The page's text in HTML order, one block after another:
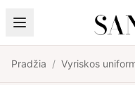
Pereiti prie turinio
Pradžia / Vyriskos